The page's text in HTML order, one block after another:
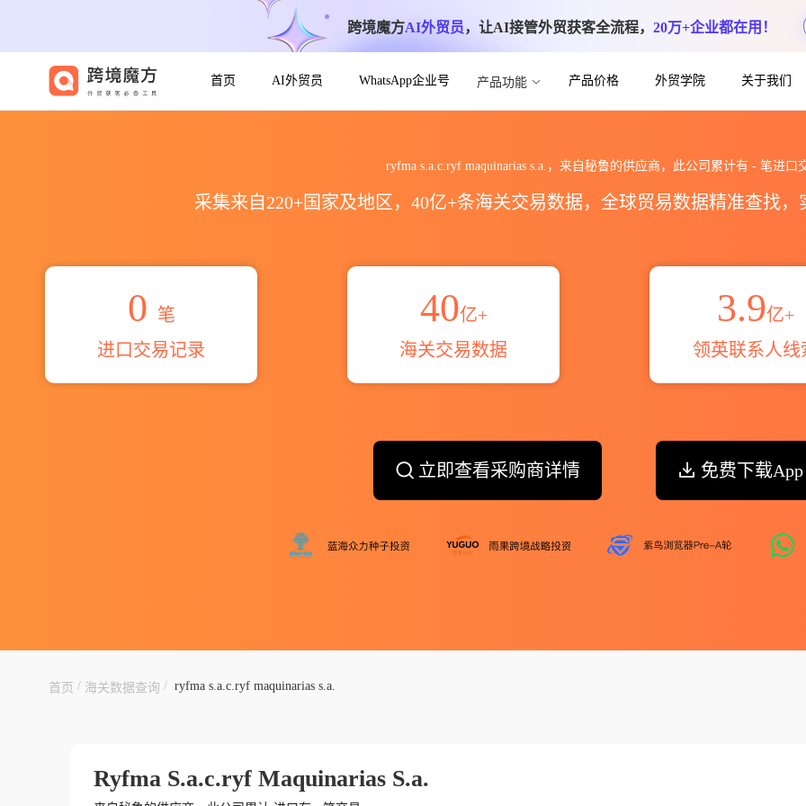
跨境魔方AI外贸员，让AI接管外贸获客全流程， 20万+企业都在用！
首页 AI外贸员 WhatsApp企业号 产品功能 产品价格 外贸学院 关于我们
ryfma s.a.c.ryf maquinarias s.a.，来自秘鲁的供应商，此公司累计有 - 笔进口
采集来自220+国家及地区，40亿+条海关交易数据，全球贸易数据精准查找
0 笔
进口交易记录
40亿+
海关交易数据
3.9亿+
领英联系人线
立即查看采购商详情 免费下载App
首页 / 海关数据查询 / ryfma s.a.c.ryf maquinarias s.a.
Ryfma S.a.c.ryf Maquinarias S.a.